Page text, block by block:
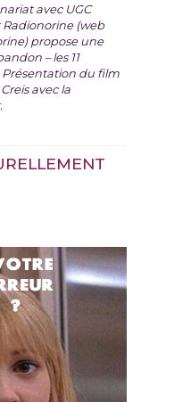
avec UGC
(web
propose une
– les 11
Présentation du film
avec la